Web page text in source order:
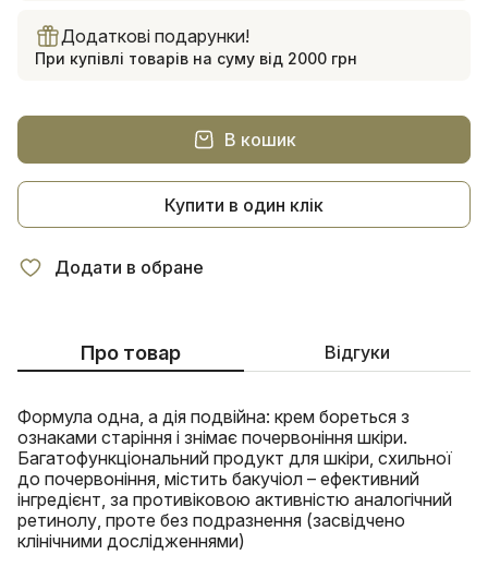
Додаткові подарунки!
При купівлі товарів на суму від 2000 грн
В кошик
Купити в один клік
Додати в обране
Про товар Відгуки
Формула одна, а дія подвійна: крем бореться з
ознаками старіння і знімає почервоніння шкіри.
Багатофункціональний продукт для шкіри, схильної
до почервоніння, містить бакучіол – ефективний
інгредієнт, за противіковою активністю аналогічний
ретинолу, проте без подразнення (засвідчено
клінічними дослідженнями)